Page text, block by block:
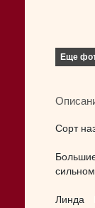
Еще
Сорт
Линда